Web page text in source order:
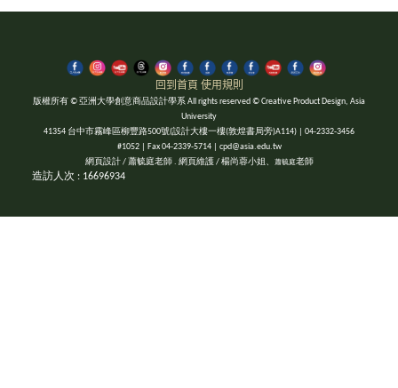
回到首頁 使用規則
版權所有 © 亞洲大學創意商品設計學系 All rights reserved © Creative Product Design, Asia
University
41354 台中市霧峰區柳豐路500號(設計大樓一樓(敦煌書局旁)A114) | 04-2332-3456
#1052 | Fax 04-2339-5714 | cpd@asia.edu.tw
網頁設計 / 蕭毓庭老師 . 網頁維護 / 楊尚蓉小姐、
蕭毓庭老師
造訪人次 : 16696934